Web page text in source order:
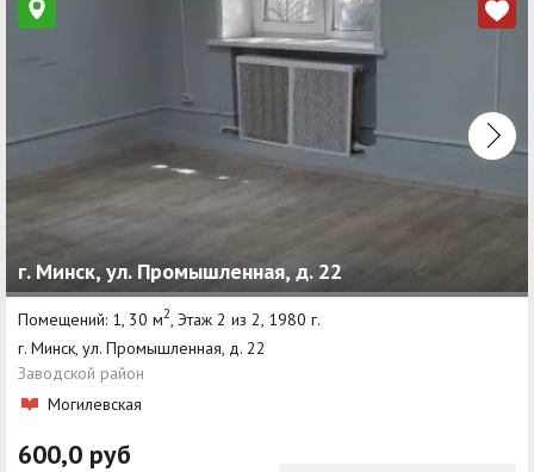
г. Минск, ул. Промышленная, д. 22
Помещений: 1, 30 м2, Этаж 2 из 2, 1980 г.
г. Минск, ул. Промышленная, д. 22
Заводской район
Могилевская
600,0 руб